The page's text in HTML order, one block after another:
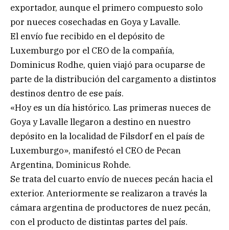
exportador, aunque el primero compuesto solo
por nueces cosechadas en Goya y Lavalle.
El envío fue recibido en el depósito de
Luxemburgo por el CEO de la compañía,
Dominicus Rodhe, quien viajó para ocuparse de
parte de la distribución del cargamento a distintos
destinos dentro de ese país.
«Hoy es un día histórico. Las primeras nueces de
Goya y Lavalle llegaron a destino en nuestro
depósito en la localidad de Filsdorf en el país de
Luxemburgo», manifestó el CEO de Pecan
Argentina, Dominicus Rohde.
Se trata del cuarto envío de nueces pecán hacia el
exterior. Anteriormente se realizaron a través la
cámara argentina de productores de nuez pecán,
con el producto de distintas partes del país.